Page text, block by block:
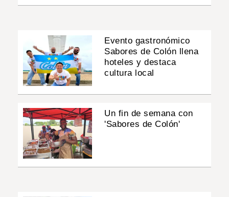
Evento gastronómico
Sabores de Colón llena
hoteles y destaca
cultura local
Un fin de semana con
'Sabores de Colón'